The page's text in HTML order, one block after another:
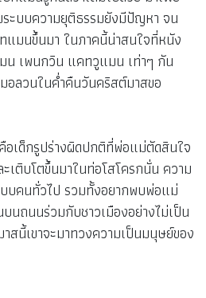
ะบบความยุติธรรมยังมีปัญหา จน
แมนขึ้นมา ในภาคนี้น่าสนใจที่หนัง
น เพนกวิน แคทวูแมน เท่าๆ กัน
อลวนในค่ำคืนวันคริสต์มาสขอ
อเด็กรูปร่างผิดปกติที่พ่อแม่ตัดสินใจ
เติบโตขึ้นมาในท่อโสโครกนั่น ความ
บคนทั่วไป รวมทั้งอยากพบพ่อแม่
นถนนร่วมกับชาวเมืองอย่างไม่เป็น
สนี้เขาจะมาทวงความเป็นมนุษย์ของ